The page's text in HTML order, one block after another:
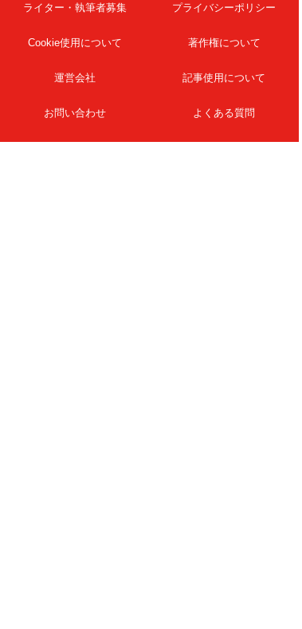
ライター・執筆者募集 プライバシーポリシー
Cookie使用について 著作権について
運営会社 記事使用について
お問い合わせ よくある質問